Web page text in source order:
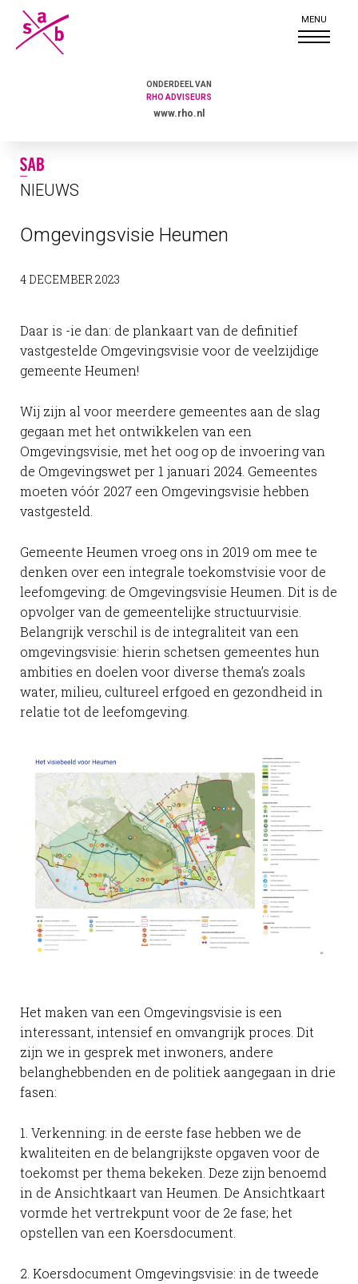
ONDERDEEL VAN
RHO ADVISEURS
www.rho.nl
NIEUWS
Omgevingsvisie Heumen
4 DECEMBER 2023
Daar is -ie dan: de plankaart van de definitief
vastgestelde Omgevingsvisie voor de veelzijdige
gemeente Heumen!
Wij zijn al voor meerdere gemeentes aan de slag
gegaan met het ontwikkelen van een
Omgevingsvisie, met het oog op de invoering van
de Omgevingswet per 1 januari 2024. Gemeentes
moeten vóór 2027 een Omgevingsvisie hebben
vastgesteld.
Gemeente Heumen vroeg ons in 2019 om mee te
denken over een integrale toekomstvisie voor de
leefomgeving: de Omgevingsvisie Heumen. Dit is de
opvolger van de gemeentelijke structuurvisie.
Belangrijk verschil is de integraliteit van een
omgevingsvisie: hierin schetsen gemeentes hun
ambities en doelen voor diverse thema’s zoals
water, milieu, cultureel erfgoed en gezondheid in
relatie tot de leefomgeving.
Het maken van een Omgevingsvisie is een
interessant, intensief en omvangrijk proces. Dit
zijn we in gesprek met inwoners, andere
belanghebbenden en de politiek aangegaan in drie
fasen:
1. Verkenning: in de eerste fase hebben we de
kwaliteiten en de belangrijkste opgaven voor de
toekomst per thema bekeken. Deze zijn benoemd
in de Ansichtkaart van Heumen. De Ansichtkaart
vormde het vertrekpunt voor de 2e fase; het
opstellen van een Koersdocument.
2. Koersdocument Omgevingsvisie: in de tweede